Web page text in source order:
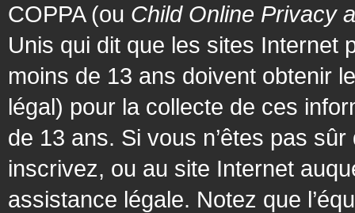
COPPA (ou Child Online Privacy
Unis qui dit que les sites Internet
moins de 13 ans doivent obtenir
légal) pour la collecte de ces
de 13 ans. Si vous n’êtes pas
inscrivez, ou au site Internet
assistance légale. Notez que